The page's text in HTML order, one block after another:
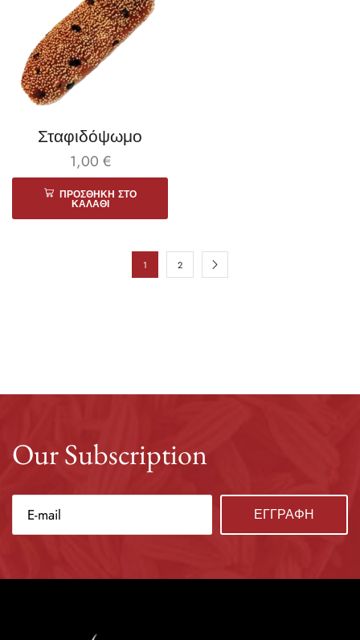
Σταφιδόψωμο
1,00 €
ΠΡΟΣΘΉΚΗ ΣΤΟ
ΚΑΛΆΘΙ
1 2
Our Subscription